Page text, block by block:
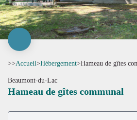
>>Accueil>Hébergement>Hameau de gîtes
Beaumont-du-Lac
Hameau de gîtes communal